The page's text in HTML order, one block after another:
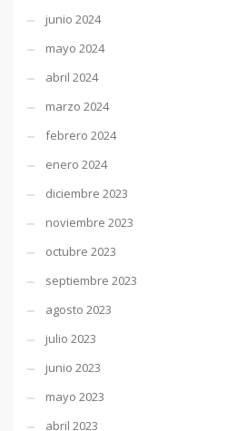
junio 2024
mayo 2024
abril 2024
marzo 2024
febrero 2024
enero 2024
diciembre 2023
noviembre 2023
octubre 2023
septiembre 2023
agosto 2023
julio 2023
junio 2023
mayo 2023
abril 2023